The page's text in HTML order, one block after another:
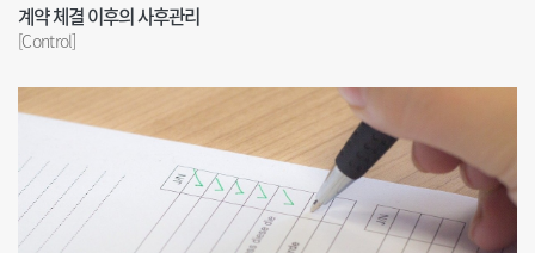
계약 체결 이후의 사후관리
[Control]